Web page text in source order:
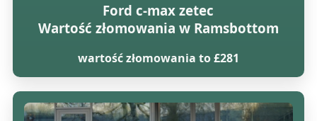
Ford c-max zetec
Wartość złomowania w Ramsbottom
wartość złomowania to £281